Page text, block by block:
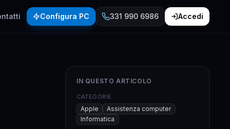
Configura PC 331 990 6986 Accedi
IN QUESTO ARTICOLO
CATEGORIE
Apple
Assistenza computer
Informatica